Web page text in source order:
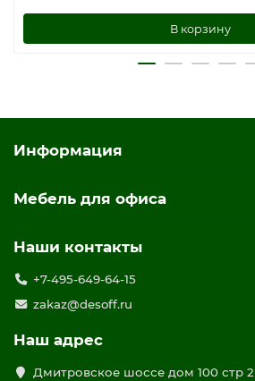
В корзину
Информация
Мебель для офиса
Наши контакты
+7-495-649-64-15
zakaz@desoff.ru
Наш адрес
Дмитровское шоссе дом 100 стр 2